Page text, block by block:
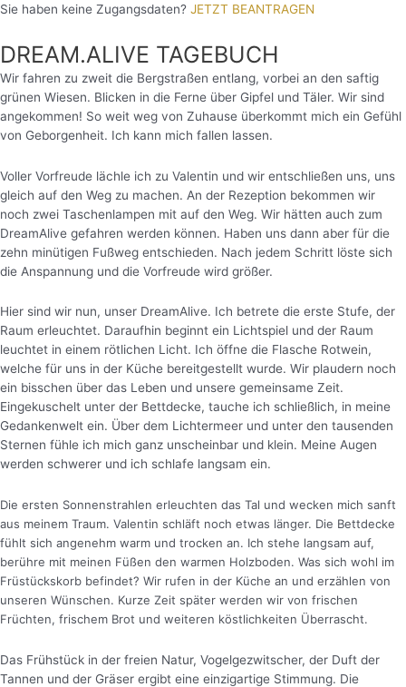
Sie haben keine Zugangsdaten? JETZT BEANTRAGEN
DREAM.ALIVE TAGEBUCH
Wir fahren zu zweit die Bergstraßen entlang, vorbei an den saftig
grünen Wiesen. Blicken in die Ferne über Gipfel und Täler. Wir sind
angekommen! So weit weg von Zuhause überkommt mich ein Gefühl
von Geborgenheit. Ich kann mich fallen lassen.
Voller Vorfreude lächle ich zu Valentin und wir entschließen uns, uns
gleich auf den Weg zu machen. An der Rezeption bekommen wir
noch zwei Taschenlampen mit auf den Weg. Wir hätten auch zum
DreamAlive gefahren werden können. Haben uns dann aber für die
zehn minütigen Fußweg entschieden. Nach jedem Schritt löste sich
die Anspannung und die Vorfreude wird größer.
Hier sind wir nun, unser DreamAlive. Ich betrete die erste Stufe, der
Raum erleuchtet. Daraufhin beginnt ein Lichtspiel und der Raum
leuchtet in einem rötlichen Licht. Ich öffne die Flasche Rotwein,
welche für uns in der Küche bereitgestellt wurde. Wir plaudern noch
ein bisschen über das Leben und unsere gemeinsame Zeit.
Eingekuschelt unter der Bettdecke, tauche ich schließlich, in meine
Gedankenwelt ein. Über dem Lichtermeer und unter den tausenden
Sternen fühle ich mich ganz unscheinbar und klein. Meine Augen
werden schwerer und ich schlafe langsam ein.
Die ersten Sonnenstrahlen erleuchten das Tal und wecken mich sanft
aus meinem Traum. Valentin schläft noch etwas länger. Die Bettdecke
fühlt sich angenehm warm und trocken an. Ich stehe langsam auf,
berühre mit meinen Füßen den warmen Holzboden. Was sich wohl im
Früstückskorb befindet? Wir rufen in der Küche an und erzählen von
unseren Wünschen. Kurze Zeit später werden wir von frischen
Früchten, frischem Brot und weiteren köstlichkeiten Überrascht.
Das Frühstück in der freien Natur, Vogelgezwitscher, der Duft der
Tannen und der Gräser ergibt eine einzigartige Stimmung. Die